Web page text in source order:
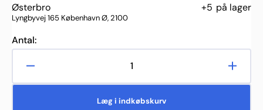
Østerbro +5 på lager
Lyngbyvej 165 København Ø, 2100
Antal:
antallet
Øg
Læg i indkøbskurv